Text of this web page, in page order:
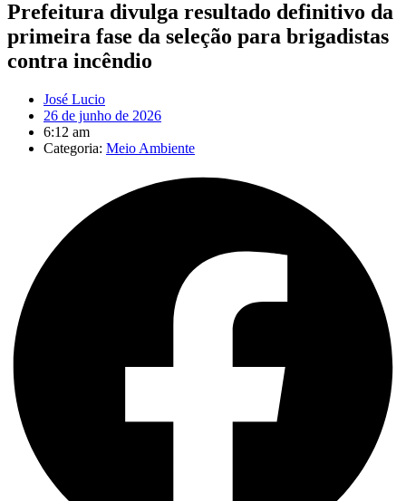
Prefeitura divulga resultado definitivo da
primeira fase da seleção para brigadistas
contra incêndio
José Lucio
26 de junho de 2026
6:12 am
Categoria: Meio Ambiente